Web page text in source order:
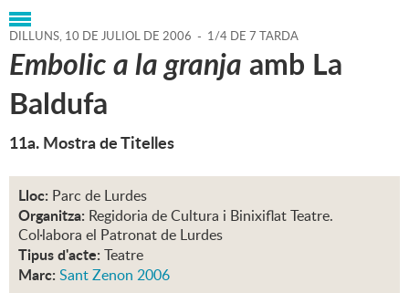
DILLUNS, 10 DE JULIOL DE 2006 - 1/4 DE 7 TARDA
Embolic a la granja amb La
Baldufa
11a. Mostra de Titelles
Lloc: Parc de Lurdes
Organitza: Regidoria de Cultura i Binixiflat Teatre.
Col·labora el Patronat de Lurdes
Tipus d'acte: Teatre
Marc: Sant Zenon 2006